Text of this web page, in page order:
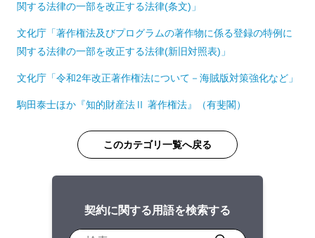
関する法律の一部を改正する法律(条文)」
文化庁「著作権法及びプログラムの著作物に係る登録の特例に
関する法律の一部を改正する法律(新旧対照表)」
文化庁「令和2年改正著作権法について－海賊版対策強化など」
駒田泰士ほか『知的財産法Ⅱ 著作権法』（有斐閣）
このカテゴリ一覧へ戻る
契約に関する用語を検索する